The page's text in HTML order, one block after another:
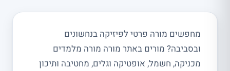
מחפשים מורה פרטי לפיזיקה בנחשונים
ובסביבה? מורים באתר מורה מורה מלמדים
מכניקה, חשמל, אופטיקה וגלים, מחטיבה ותיכון